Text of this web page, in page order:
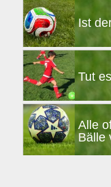
Ist
Tut
Alle
Bälle